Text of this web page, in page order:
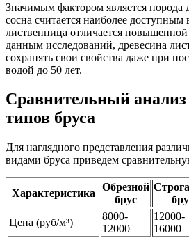
Значимым фактором является
сосна считается наиболее доступным
лиственница отличается
данным исследований, древесина
сохранять свои свойства даже при
водой до 50 лет.
Сравнительный
типов бруса
Для наглядного представления
видами бруса приведем
Характеристика
Обрезной
брус
Цена (руб/м³)
8000-
12000
12000-
16000